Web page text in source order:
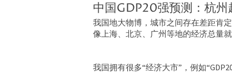
中国GDP20强预测：杭州
我国地大物博，城市之间存在差距肯定
像上海、北京、广州等地的经济总量
我国拥有很多“经济大市”，例如